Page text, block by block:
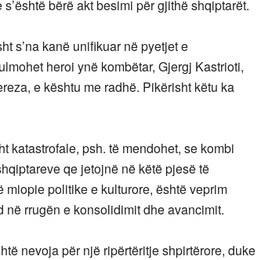
bërë akt besimi për gjithë shqiptarët.
s’na kanë unifikuar në pyetjet e
heroi ynë kombëtar, Gjergj Kastrioti,
e kështu me radhë. Pikërisht këtu ka
katastrofale, psh. të mendohet, se kombi
qe jetojnë në këtë pjesë të
politike e kulturore, është veprim
rrugën e konsolidimit dhe avancimit.
nevoja për një ripërtëritje shpirtërore, duke